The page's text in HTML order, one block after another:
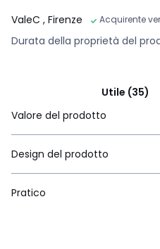
ValeC , Firenze Acquirente
Durata della proprietà del
Utile (35)
Valore del prodotto
Design del prodotto
Pratico